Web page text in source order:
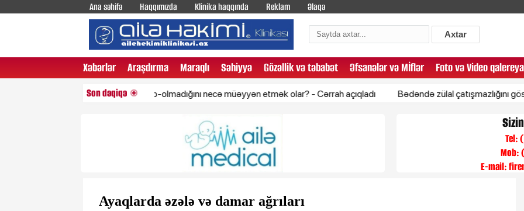
Ana səhifə Haqqımızda Klinika haqqında Reklam Əlaqə
Axtar
Xəbərlər Araşdırma Maraqlı Səhiyyə Gözəllik və təbabət Əfsanələr və Mİflər Foto və Video qalereya
Son dəqiqə
Ürəyin zəif olub-olmadığını necə müəyyən etmək olar? - Cərrah açıqladı Bədəndə zülal çatışmazlığını göstərən 5
Tel:
Mob:
E-mail:
Ayaqlarda əzələ və damar ağrıları